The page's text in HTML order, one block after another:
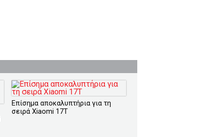
Επίσημα αποκαλυπτήρια για τη
σειρά Xiaomi 17T